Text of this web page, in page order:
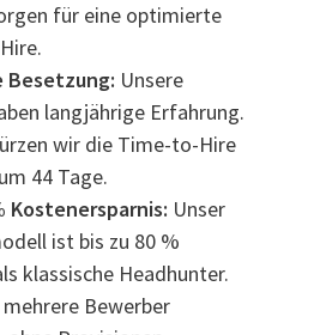
für eine optimierte
Besetzung: Unsere
langjährige Erfahrung.
wir die Time-to-Hire
44 Tage.
Kostenersparnis: Unser
ist bis zu 80 %
klassische Headhunter.
Bewerber